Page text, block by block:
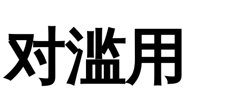
对滥用